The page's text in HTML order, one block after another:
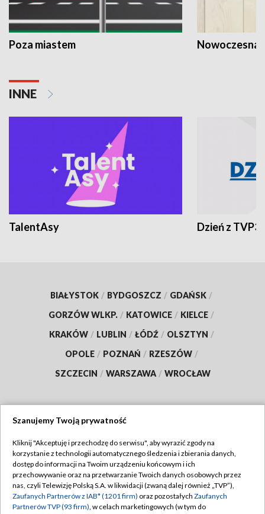
Poza miastem Nowoczesna
INNE
TalentAsy Dzień z TVP3
BIAŁYSTOK / BYDGOSZCZ / GDAŃSK /
GORZÓW WLKP. / KATOWICE / KIELCE /
KRAKÓW / LUBLIN / ŁÓDŹ / OLSZTYN /
OPOLE / POZNAŃ / RZESZÓW /
SZCZECIN / WARSZAWA / WROCŁAW
TVP
Abonament TVP
Emisja w TVP
Regulamin TVP
Polityka prywatności
Szanujemy Twoją prywatność
Kliknij "Akceptuję i przechodzę do serwisu", aby wyrazić zgody na
korzystanie z technologii automatycznego śledzenia i zbierania danych,
dostęp do informacji na Twoim urządzeniu końcowym i ich
przechowywanie oraz na przetwarzanie Twoich danych osobowych przez
nas, czyli Telewizję Polską S.A. w likwidacji (zwaną dalej również „TVP”),
Zaufanych Partnerów z IAB* (1201 firm) oraz pozostałych Zaufanych
Partnerów TVP (93 firm), w celach marketingowych (w tym do